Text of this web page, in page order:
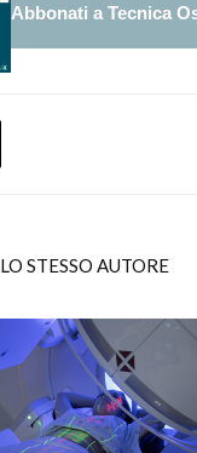
Abbonati a Tecnica
STESSO AUTORE